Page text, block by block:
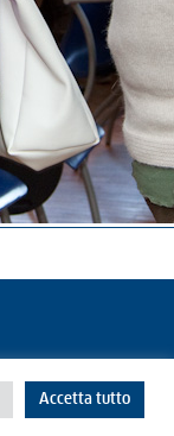
Accetta tutto